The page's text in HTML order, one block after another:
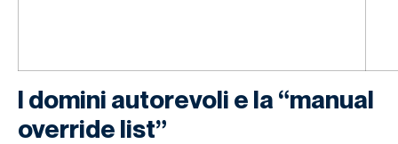
I domini autorevoli e la “manual
override list”